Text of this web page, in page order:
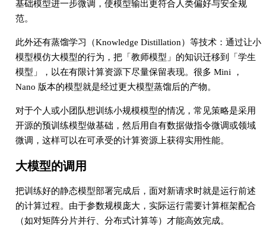
基础模型进一步微调，使模型输出更符合人类偏好与安全规
范。
此外还有蒸馏学习（Knowledge Distillation）等技术：通过让小
模型模仿大模型的行为，把「教师模型」的知识迁移到「学生
模型」，以在有限计算资源下尽量保留表现。很多 Mini ，
Nano 版本的模型就是经过更大模型蒸馏后的产物。
对于个人或小团队想训练小规模模型的情况，常见策略是采用
开源的预训练模型做基础，然后用自有数据做指令微调或领域
微调，这样可以在可承受的计算资源上获得实用性能。
大模型的调用
把训练好的静态模型部署完成后，面对新请求时就是运行前述
的计算过程。由于参数规模庞大，实际运行需要计算框架配合
（如对矩阵分片并行、分布式计算等）才能高效完成。